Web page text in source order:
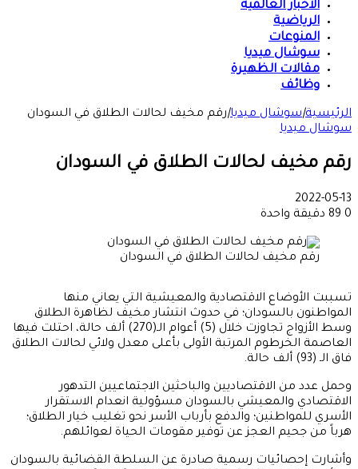
الأخبار العالمية
الرياضية
المنوعات
سوشال ميديا
مقالات الظهيرة
وظائف
الرئيسية|سوشال ميديا|رقم مخيف لحالات الطلاق في السودان
سوشال ميديا
رقم مخيف لحالات الطلاق في السودان
2022-05-13
0
دقيقة واحدة
رقم مخيف لحالات الطلاق في السودان
تسببت الأوضاع الاقتصادية والمعيشية التي يعاني منها
المواطنون بالسودان؛ في حدوث انتشار مخيف لظاهرة الطلاق
وسط الأزواج تجاوزت خلال (5) أعوام الـ(270) ألف حالة، احتلت فيها
العاصمة الخرطوم المرتبة الأولى بأعلى معدل ولائي لحالات الطلاق
فاق الـ (93) ألف حالة.
وحمل عدد من الاقتصاديين والباحثين الاجتماعيين التدهور
الاقتصادي والمعيشي بالسودان مسؤولية انعدام الاستقرار
الأسري للمواطنين؛ والدفع بأرباب الأسر نحو تغليب خيار الطلاق؛
هرباً من جحيم العجز عن توفير مقومات الحياة لعوائلهم.
وأشارت إحصائيات رسمية صادرة عن السلطة القضائية بالسودان